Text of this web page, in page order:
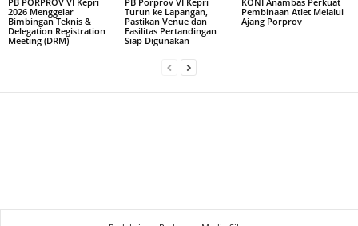
2026 Menggelar
Bimbingan Teknis &
Delegation Registration
Meeting (DRM)
Turun ke Lapangan,
Pastikan Venue dan
Fasilitas Pertandingan
Siap Digunakan
Pembinaan Atlet Melalui
Ajang Porprov